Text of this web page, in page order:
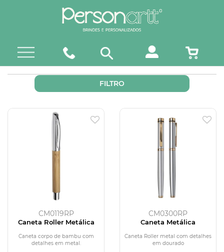
FILTRO
CM0119RP
Caneta Roller Metálica
Caneta corpo de bambu com
detalhes em metal.
CM0300RP
Caneta Metálica
Caneta Roller metal com detalhes
em dourado